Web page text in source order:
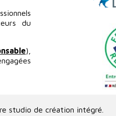
du
),
studio de création intégré.